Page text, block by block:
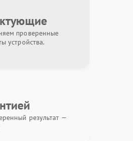
проверенные
устройства.
результат —